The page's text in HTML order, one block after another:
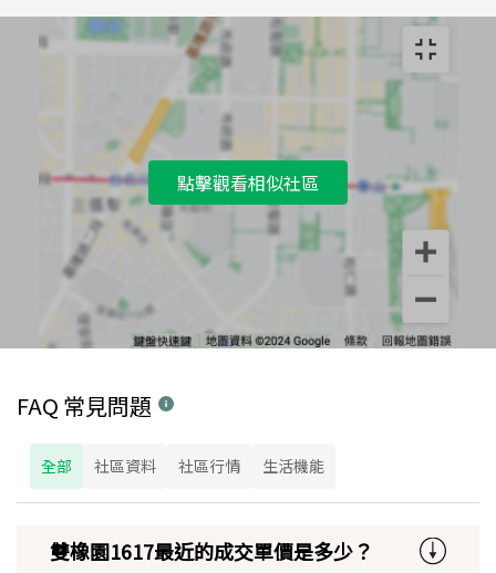
點擊觀看相似社區
FAQ 常見問題
全部 社區資料 社區行情 生活機能
雙橡園1617最近的成交單價是多少？